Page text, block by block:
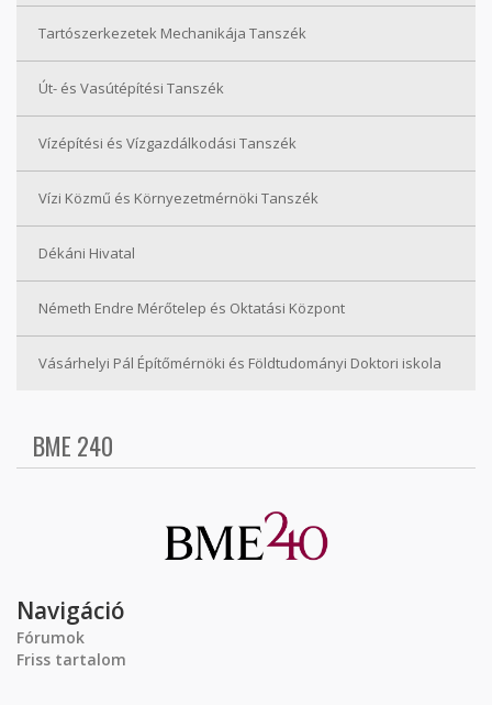
Tartószerkezetek Mechanikája Tanszék
Út- és Vasútépítési Tanszék
Vízépítési és Vízgazdálkodási Tanszék
Vízi Közmű és Környezetmérnöki Tanszék
Dékáni Hivatal
Németh Endre Mérőtelep és Oktatási Központ
Vásárhelyi Pál Építőmérnöki és Földtudományi Doktori iskola
BME 240
Navigáció
Fórumok
Friss tartalom